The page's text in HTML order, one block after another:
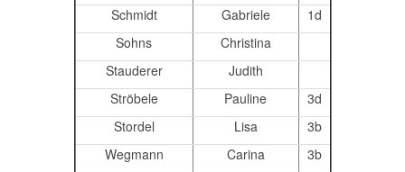
Schmidt
Gabriele
1d
Sohns
Christina
Stauderer
Judith
Ströbele
Pauline
3d
Stordel
Lisa
3b
Wegmann
Carina
3b